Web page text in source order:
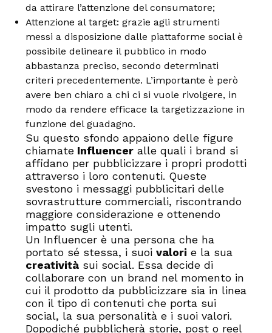
da attirare l’attenzione del consumatore;
Attenzione al target: grazie agli strumenti
messi a disposizione dalle piattaforme social è
possibile delineare il pubblico in modo
abbastanza preciso, secondo determinati
criteri precedentemente. L’importante è però
avere ben chiaro a chi ci si vuole rivolgere, in
modo da rendere efficace la targetizzazione in
funzione del guadagno.
Su questo sfondo appaiono delle figure
chiamateInfluenceralle quali i brand si
affidano per pubblicizzare i propri prodotti
attraverso i loro contenuti. Queste
svestono i messaggi pubblicitari delle
sovrastrutture commerciali, riscontrando
maggiore considerazione e ottenendo
impatto sugli utenti.
Un Influencer è una persona che ha
portato sé stessa, i suoi valori e la sua
creativitàsui social. Essa decide di
collaborare con un brand nel momento in
cui il prodotto da pubblicizzare sia in linea
con il tipo di contenuti che porta sui
social, la sua personalità e i suoi valori.
Dopodiché pubblicherà storie, post o reel